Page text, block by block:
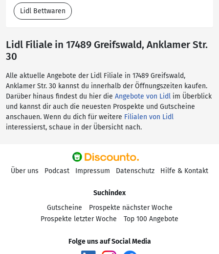
Lidl Bettwaren
Lidl Filiale in 17489 Greifswald, Anklamer Str.
30
Alle aktuelle Angebote der Lidl Filiale in 17489 Greifswald,
Anklamer Str. 30 kannst du innerhalb der Öffnungszeiten kaufen.
Darüber hinaus findest du hier die Angebote von Lidl im Überblick
und kannst dir auch die neuesten Prospekte und Gutscheine
anschauen. Wenn du dich für weitere Filialen von Lidl
interessierst, schaue in der Übersicht nach.
Über uns Podcast Impressum Datenschutz Hilfe & Kontakt
Suchindex
Gutscheine
Prospekte nächster Woche
Prospekte letzter Woche
Top 100 Angebote
Folge uns auf Social Media